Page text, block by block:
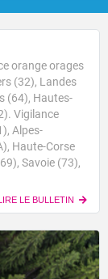
orange orages
(32), Landes
(64), Hautes-
Vigilance
Alpes-
Haute-Corse
Savoie (73),
LE BULLETIN